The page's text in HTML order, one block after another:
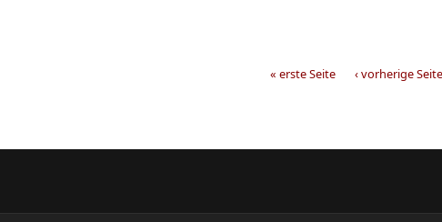
« erste Seite ‹ vorherige Seite